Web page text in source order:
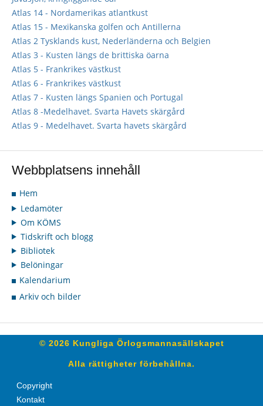
Atlas 14 - Nordamerikas atlantkust
Atlas 15 - Mexikanska golfen och Antillerna
Atlas 2 Tysklands kust, Nederländerna och Belgien
Atlas 3 - Kusten längs de brittiska öarna
Atlas 5 - Frankrikes västkust
Atlas 6 - Frankrikes västkust
Atlas 7 - Kusten längs Spanien och Portugal
Atlas 8 -Medelhavet. Svarta Havets skärgård
Atlas 9 - Medelhavet. Svarta havets skärgård
Webbplatsens innehåll
Hem
Ledamöter
Om KÖMS
Tidskrift och blogg
Bibliotek
Belöningar
Kalendarium
Arkiv och bilder
© 2026 Kungliga Örlogsmannasällskapet
Alla rättigheter förbehållna.
Copyright
Kontakt